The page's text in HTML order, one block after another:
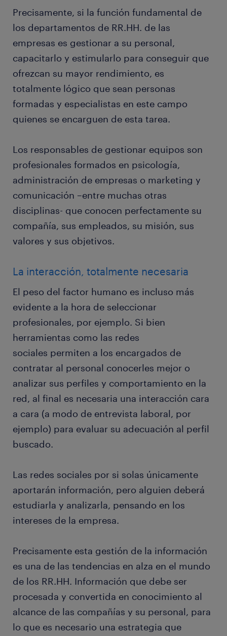
Precisamente, si la función fundamental de
los departamentos de RR.HH. de las
empresas es gestionar a su personal,
capacitarlo y estimularlo para conseguir que
ofrezcan su mayor rendimiento, es
totalmente lógico que sean personas
formadas y especialistas en este campo
quienes se encarguen de esta tarea.
Los responsables de gestionar equipos son
profesionales formados en psicología,
administración de empresas o marketing y
comunicación –entre muchas otras
disciplinas- que conocen perfectamente su
compañía, sus empleados, su misión, sus
valores y sus objetivos.
La interacción, totalmente necesaria
El peso del factor humano es incluso más
evidente a la hora de seleccionar
profesionales, por ejemplo. Si bien
herramientas como las redes
sociales permiten a los encargados de
contratar al personal conocerles mejor o
analizar sus perfiles y comportamiento en la
red, al final es necesaria una interacción cara
a cara (a modo de entrevista laboral, por
ejemplo) para evaluar su adecuación al perfil
buscado.
Las redes sociales por si solas únicamente
aportarán información, pero alguien deberá
estudiarla y analizarla, pensando en los
intereses de la empresa.
Precisamente esta gestión de la información
es una de las tendencias en alza en el mundo
de los RR.HH. Información que debe ser
procesada y convertida en conocimiento al
alcance de las compañías y su personal, para
lo que es necesario una estrategia que